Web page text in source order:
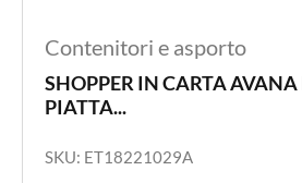
Contenitori e asporto
SHOPPER IN CARTA
PIATTA...
SKU: ET18221029A